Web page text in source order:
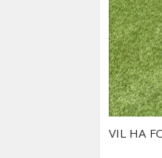
VIL HA